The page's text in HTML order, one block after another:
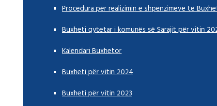
Procedura për realizimin e shpenzimeve të
Buxheti qytetar i komunës së Sarajit për vitin
Kalendari Buxhetor
Buxheti për vitin 2024
Buxheti për vitin 2023